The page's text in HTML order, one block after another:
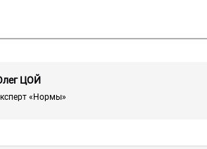
ЦОЙ
«Нормы»